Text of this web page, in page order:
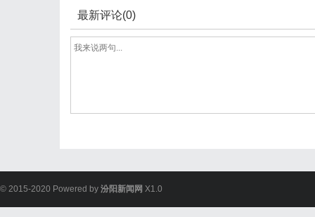
最新评论(0)
© 2015-2020 Powered by 汾阳新闻网 X1.0